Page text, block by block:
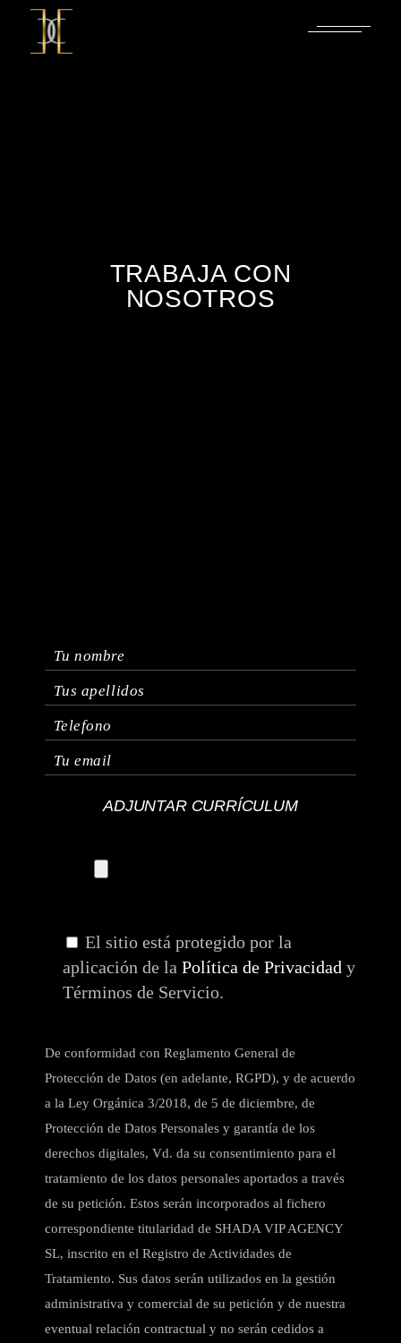
TRABAJA CON
NOSOTROS
ADJUNTAR CURRÍCULUM
El sitio está protegido por la
aplicación de laPolítica de Privacidad y
Términos de Servicio.
De conformidad con Reglamento General de
Protección de Datos (en adelante, RGPD), y de acuerdo
a la Ley Orgánica 3/2018, de 5 de diciembre, de
Protección de Datos Personales y garantía de los
derechos digitales, Vd. da su consentimiento para el
tratamiento de los datos personales aportados a través
de su petición. Estos serán incorporados al fichero
correspondiente titularidad de SHADA VIP AGENCY
SL, inscrito en el Registro de Actividades de
Tratamiento. Sus datos serán utilizados en la gestión
administrativa y comercial de su petición y de nuestra
eventual relación contractual y no serán cedidos a